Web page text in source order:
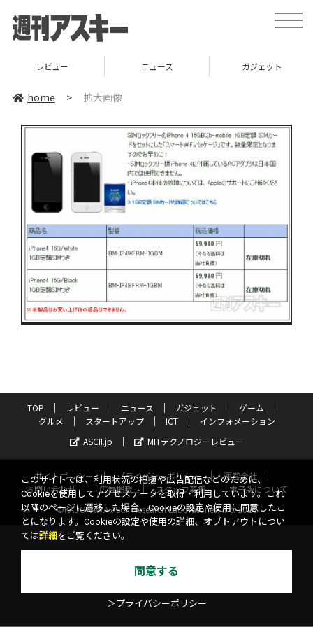
toggle
レビュー ニュース ガジェット
home > 拡大画像
TOP レビュー ニュース ガジェット
ゲーム
グルメ
スタートアップ ICT
インフォメーション
ASCII.jp
MITテクノロジーレビュー
サイトポリシー プライバシーポリシー
運営会社
お問い合わせ
広告掲載 スタッフ募集
電子版について
©KADOKAWA ASCII Research Laboratories, Inc. 2026
このサイトでは、利用状況の把握や広告配信などのために、
Cookieを使用してアクセスデータを取得・利用しています。これ
以降のページに遷移した場合、Cookieの設定や使用に同意したこ
とになります。Cookieの設定や使用の詳細、オプトアウトについ
ては詳細 をご覧ください。
同意する
＞プライバシーポリシー